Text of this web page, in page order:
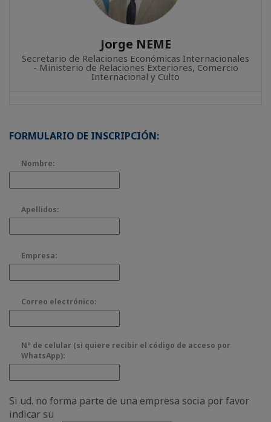
Jorge NEME
Secretario de Relaciones Económicas Internacionales
- Ministerio de Relaciones Exteriores, Comercio
Internacional y Culto
FORMULARIO DE INSCRIPCIÓN:
Nombre:
Apellidos:
Empresa:
Correo electrónico:
N° de celular (si quiere recibir el código de acceso por
WhatsApp):
Si ud. no forma parte de una empresa socia por favor
indicar su